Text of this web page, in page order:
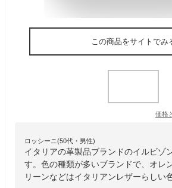
この商品をサイトでみ
価格
ロッシーニ(50代・男性)
イタリアの革製品ブランドのイルビゾ
す。色の種類が多いブランドで、オレ
リーンなどはイタリアンレザーらしい